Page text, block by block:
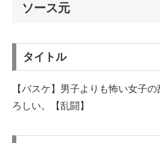
ソース元
タイトル
【バスケ】男子よりも怖い女子
ろしい。【乱闘】